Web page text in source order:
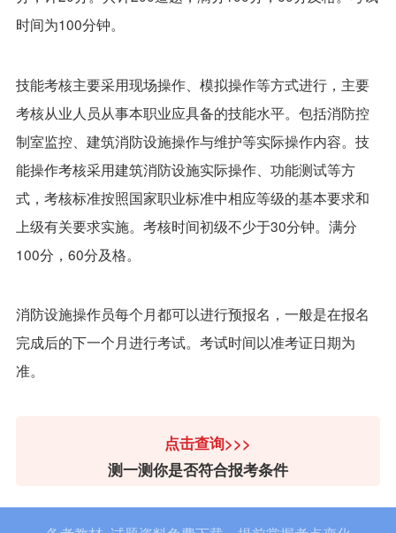
时间为100分钟。
技能考核主要采用现场操作、模拟操作等方式进行，主要
考核从业人员从事本职业应具备的技能水平。包括消防控
制室监控、建筑消防设施操作与维护等实际操作内容。技
能操作考核采用建筑消防设施实际操作、功能测试等方
式，考核标准按照国家职业标准中相应等级的基本要求和
上级有关要求实施。考核时间初级不少于30分钟。满分
100分，60分及格。
消防设施操作员每个月都可以进行预报名，一般是在报名
完成后的下一个月进行考试。考试时间以准考证日期为
准。
点击查询>>>
测一测你是否符合报考条件